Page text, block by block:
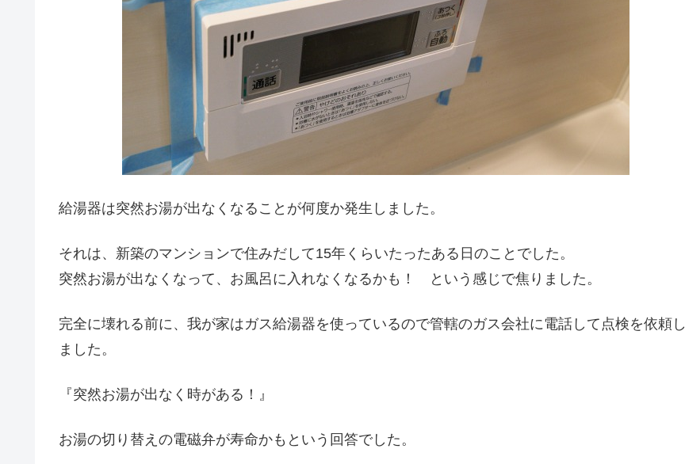
給湯器は突然お湯が出なくなることが何度か発生しました。
それは、新築のマンションで住みだして15年くらいたったある日のことでした。
突然お湯が出なくなって、お風呂に入れなくなるかも！ という感じで焦りました。
完全に壊れる前に、我が家はガス給湯器を使っているので管轄のガス会社に電話して点検を依頼し
ました。
『突然お湯が出なく時がある！』
お湯の切り替えの電磁弁が寿命かもという回答でした。